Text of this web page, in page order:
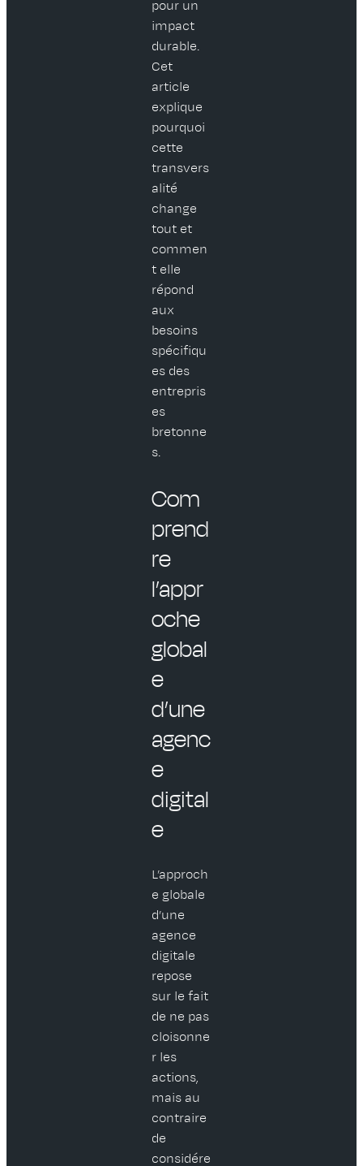
pour un
impact
durable.
Cet
article
explique
pourquoi
cette
transvers
alité
change
tout et
commen
t elle
répond
aux
besoins
spécifiqu
es des
entrepris
es
bretonne
s.
Com
prend
re
l’appr
oche
global
e
d’une
agenc
e
digital
e
L’approch
e globale
d’une
agence
digitale
repose
sur le fait
de ne pas
cloisonne
r les
actions,
mais au
contraire
de
considére